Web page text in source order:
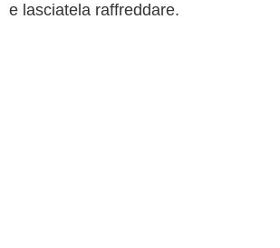
e lasciatela raffreddare.